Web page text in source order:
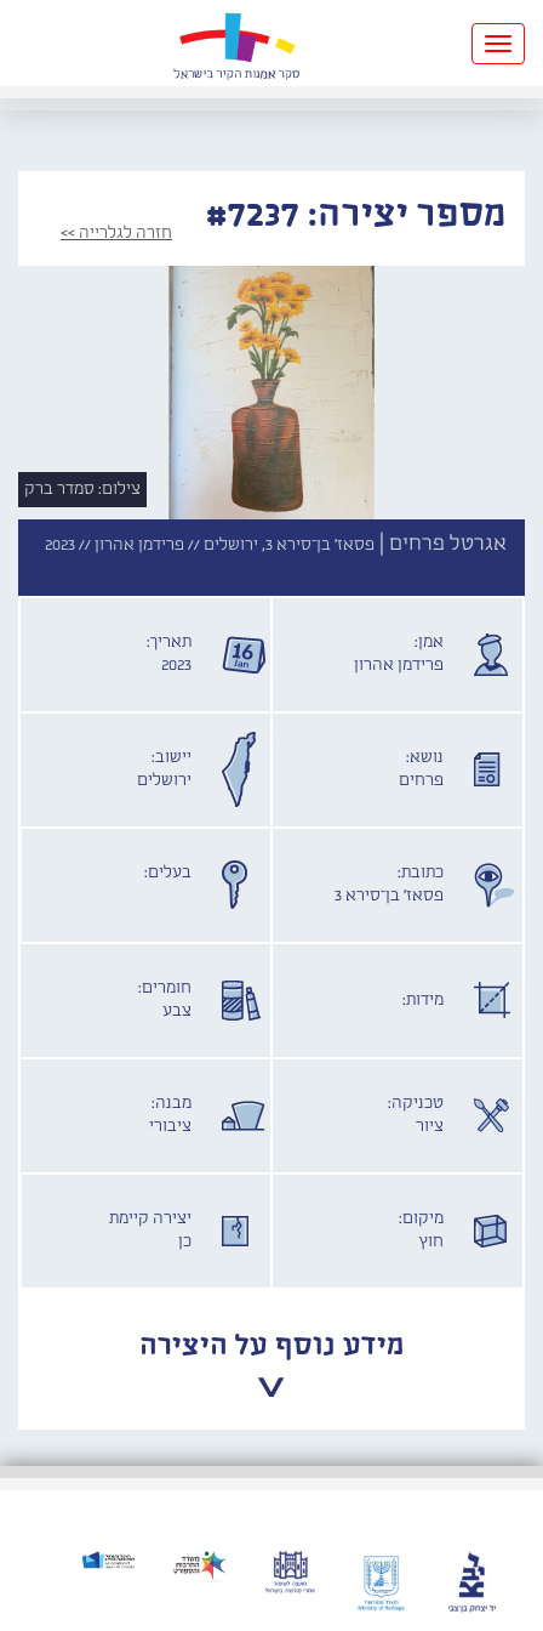
Toggle
navigation
מספר יצירה: #7237 חזרה לגלרייה >>
צילום: סמדר ברק
אגרטל פרחים | פסאז' בן־סירא 3, ירושלים // פרידמן אהרון //2023
אמן:
פרידמן אהרון
תאריך:
2023
נושא:
פרחים
יישוב:
ירושלים
כתובת:
פסאז' בן־סירא 3
בעלים:
מידות:
חומרים:
צבע
טכניקה:
ציור
מבנה:
ציבורי
מיקום:
חוץ
יצירה קיימת
כן
מידע נוסף על היצירה